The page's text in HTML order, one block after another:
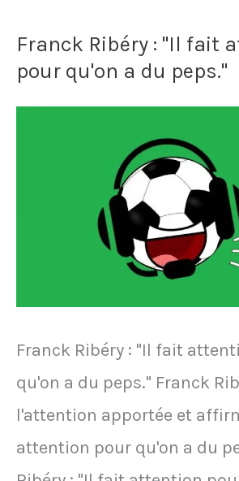
2019,
Franck
Ribéry
recouverte
feuilles
d'or
d'une
valeur
de
plusieurs
Franck Ribéry : "Il fait
pour qu'on a du peps."
Franck Ribéry : "Il fait
qu'on a du peps." Franck
l'attention apportée et
attention pour qu'on a du